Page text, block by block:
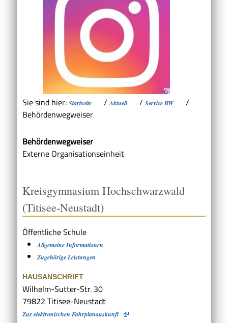
Sie sind hier: Startseite /Aktuell / Service BW
/
Behördenwegweiser
Behördenwegweiser
Externe Organisationseinheit
Kreisgymnasium Hochschwarzwald
(Titisee-Neustadt)
Öffentliche Schule
Allgemeine Informationen
Zugehörige Leistungen
HAUSANSCHRIFT
Wilhelm-Sutter-Str. 30
79822 Titisee-Neustadt
Zur elektronischen Fahrplanauskunft